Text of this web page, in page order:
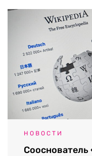
НОВОСТИ
Сооснователь